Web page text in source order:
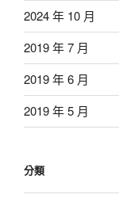
2024 年 10 月
2019 年 7 月
2019 年 6 月
2019 年 5 月
分類